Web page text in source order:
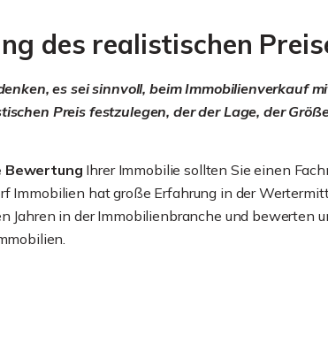
des realistischen
es sei sinnvoll, beim Immobilienverkauf
Preis festzulegen, der der Lage, der
Bewertung Ihrer Immobilie sollten Sie einen
Immobilien hat große Erfahrung in der
Jahren in der Immobilienbranche und bewerten